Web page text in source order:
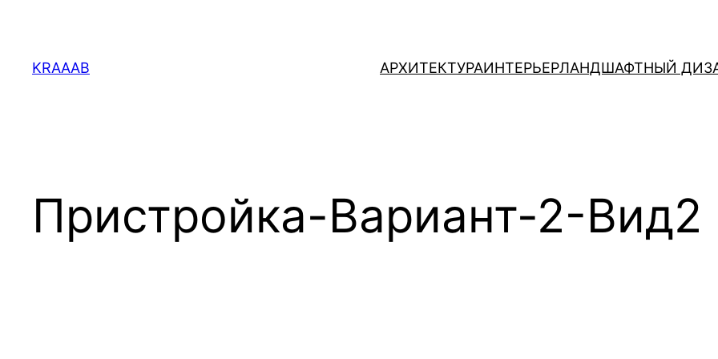
содержимому
KRAAAB АРХИТЕКТУРАИНТЕРЬЕРЛАНДШАФТНЫЙ
Пристройка-Вариант-2-Вид2